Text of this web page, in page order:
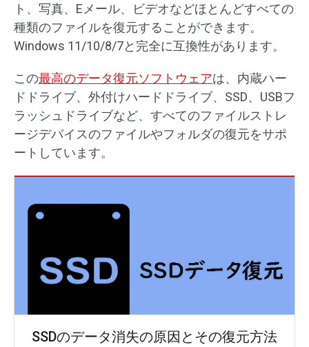
ト、写真、Eメール、ビデオなどほとんどすべての
種類のファイルを復元することができます。
Windows 11/10/8/7と完全に互換性があります。
この最高のデータ復元ソフトウェアは、内蔵ハー
ドドライブ、外付けハードドライブ、SSD、USBフ
ラッシュドライブなど、すべてのファイルストレ
ージデバイスのファイルやフォルダの復元をサポ
ートしています。
SSDのデータ消失の原因とその復元方法